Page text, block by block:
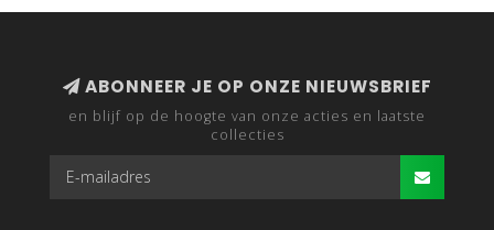
ABONNEER JE OP ONZE NIEUWSBRIEF
en blijf op de hoogte van onze acties en laatste
collecties